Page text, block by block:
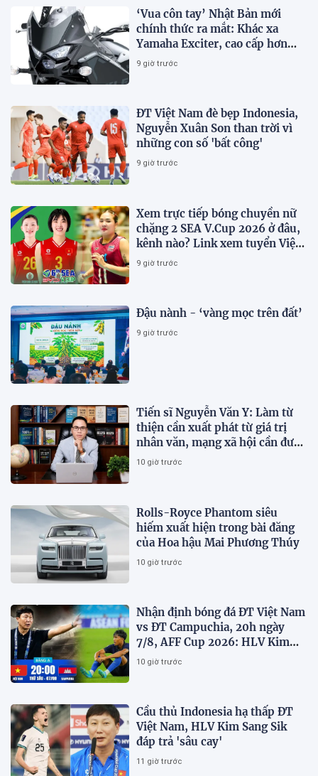
‘Vua côn tay’ Nhật Bản mới
chính thức ra mắt: Khác xa
Yamaha Exciter, cao cấp hơn
Honda Winner R, giá rẻ so với
9 giờ trước
ĐT Việt Nam đè bẹp Indonesia,
Nguyễn Xuân Son than trời vì
những con số 'bất công'
9 giờ trước
Xem trực tiếp bóng chuyền nữ
chặng 2 SEA V.Cup 2026 ở đâu,
kênh nào? Link xem tuyển Việt
Nam thi đấu
9 giờ trước
Đậu nành - ‘vàng mọc trên đất’
9 giờ trước
Tiến sĩ Nguyễn Văn Y: Làm từ
thiện cần xuất phát từ giá trị
nhân văn, mạng xã hội cần được
sử dụng bằng văn hóa và trách
10 giờ trước
Rolls-Royce Phantom siêu
hiếm xuất hiện trong bài đăng
của Hoa hậu Mai Phương Thúy
10 giờ trước
Nhận định bóng đá ĐT Việt Nam
vs ĐT Campuchia, 20h ngày
7/8, AFF Cup 2026: HLV Kim
Sang-sik tiết lộ kế hoạch nhân
10 giờ trước
Cầu thủ Indonesia hạ thấp ĐT
Việt Nam, HLV Kim Sang Sik
đáp trả 'sâu cay'
11 giờ trước